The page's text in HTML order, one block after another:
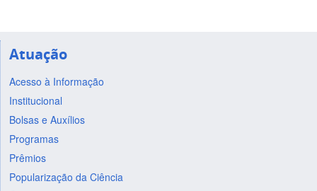
Atuação
Acesso à Informação
Institucional
Bolsas e Auxílios
Programas
Prêmios
Popularização da Ciência